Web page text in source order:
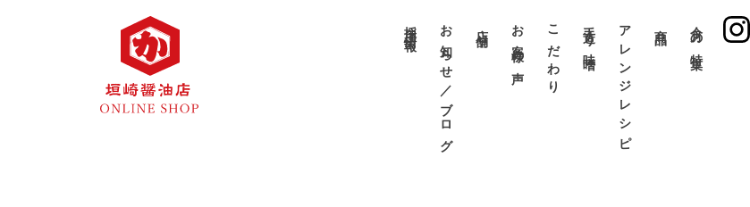
採用情報 お知らせ／ブログ お客様の声 こだわり 手造り味噌 アレンジレシピ 今月の特集